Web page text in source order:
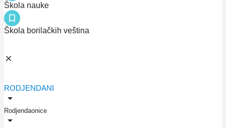
Škola nauke
Škola borilačkih veština
RODJENDANI
Rodjendaonice